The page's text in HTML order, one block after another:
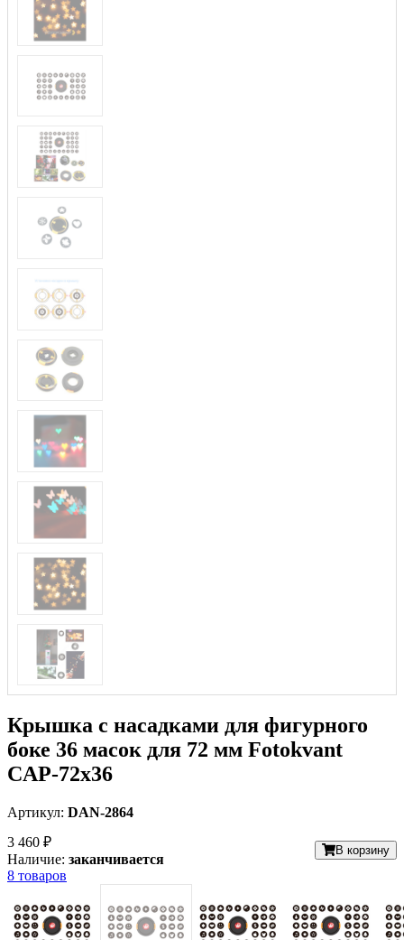
Крышка с насадками для фигурного
боке 36 масок для 72 мм Fotokvant
CAP-72х36
Артикул: DAN-2864
3 460 ₽
Наличие: заканчивается
В корзину
8 товаров